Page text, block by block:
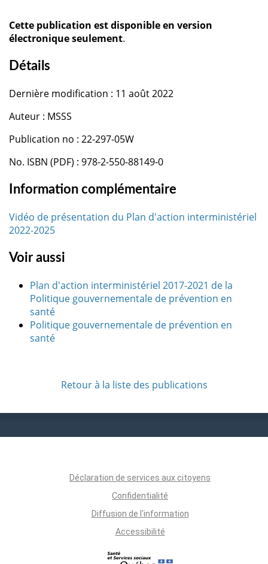
Cette publication est disponible en version
électronique seulement.
Détails
Dernière modification : 11 août 2022
Auteur : MSSS
Publication no : 22-297-05W
No. ISBN (PDF) : 978-2-550-88149-0
Information complémentaire
Vidéo de présentation du Plan d'action interministériel
2022-2025
Voir aussi
Plan d'action interministériel 2017-2021 de la
Politique gouvernementale de prévention en
santé
Politique gouvernementale de prévention en
santé
Retour à la liste des publications
Déclaration de services aux citoyens
Confidentialité
Diffusion de l'information
Accessibilité